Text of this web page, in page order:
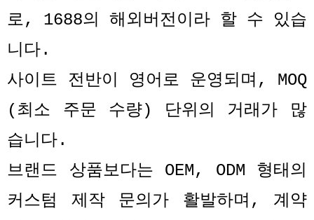
로, 1688의 해외버전이라 할 수 있습
니다.
사이트 전반이 영어로 운영되며 , MOQ
(최소 주문 수량) 단위의 거래가 많
습니다.
브랜드 상품보다는 OEM, ODM 형태의
커스텀 제작 문의가 활발하며 , 계약